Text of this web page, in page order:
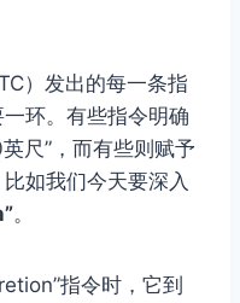
）发出的每一条指
环。有些指令明确
尺”，而有些则赋予
如我们今天要深入
。
指令时，它到